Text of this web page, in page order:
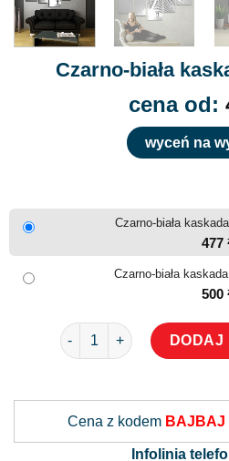
Czarno-biała
cena od:
wyceń na
Czarno-biała
477
Czarno-biała
500
ilość Czarno-biała kaskada
DODAJ
Cena z kodem BAJBAJ
Infolinia